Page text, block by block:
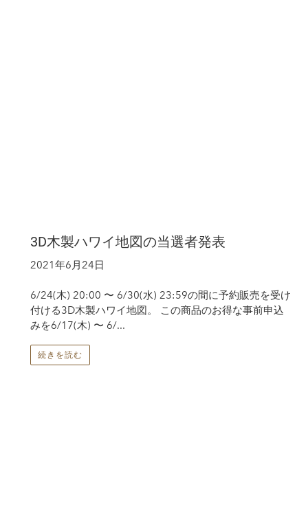
3D木製ハワイ地図の当選者発表
2021年6月24日
6/24(木) 20:00 〜 6/30(水) 23:59の間に予約販売を受け
付ける3D木製ハワイ地図。 この商品のお得な事前申込
みを6/17(木) 〜 6/...
続きを読む